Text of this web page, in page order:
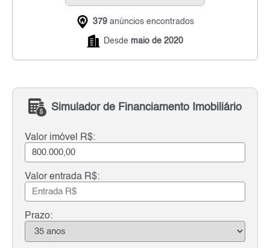
379 anúncios encontrados
Desde maio de 2020
Simulador de Financiamento Imobiliário
Valor imóvel R$:
Valor entrada R$:
Prazo: